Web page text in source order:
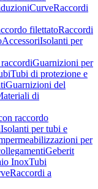
CurveRaccordi
filettatoRaccordi
AccessoriIsolanti per
Guarnizioni per
Tubi di protezione e
Guarnizioni del
di
raccordo
Isolanti per tubi e
per
Geberit
InoxTubi
Raccordi a